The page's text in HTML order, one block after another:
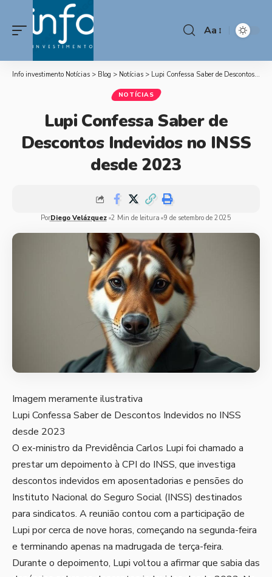
Aa
Info investimento Notícias > Blog > Notícias > Lupi Confessa Saber de Descontos Indevidos no INSS desde 2023
NOTÍCIAS
Lupi Confessa Saber de
Descontos Indevidos no INSS
desde 2023
PorDiego Velázquez 2 Min de leitura 9 de setembro de 2025
Imagem meramente ilustrativa
Lupi Confessa Saber de Descontos Indevidos no INSS
desde 2023
O ex-ministro da Previdência Carlos Lupi foi chamado a
prestar um depoimento à CPI do INSS, que investiga
descontos indevidos em aposentadorias e pensões do
Instituto Nacional do Seguro Social (INSS) destinados
para sindicatos. A reunião contou com a participação de
Lupi por cerca de nove horas, começando na segunda-feira
e terminando apenas na madrugada de terça-feira.
Durante o depoimento, Lupi voltou a afirmar que sabia das